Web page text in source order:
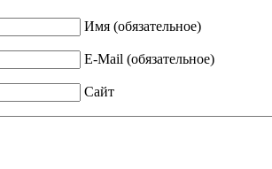
Имя (обязательное)
E-Mail (обязательное)
Сайт